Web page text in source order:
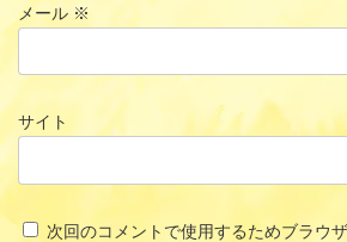
メール ※
サイト
次回のコメントで使用するためブラウ